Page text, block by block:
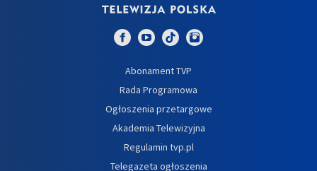
Abonament TVP
Rada Programowa
Ogłoszenia przetargowe
Akademia Telewizyjna
Regulamin tvp.pl
Telegazeta ogłoszenia